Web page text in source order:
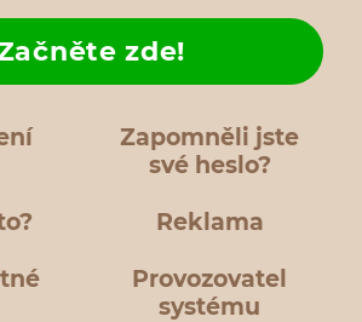
Zapomněli jste
své heslo?
zde!
Reklama
Provozovatel
systému